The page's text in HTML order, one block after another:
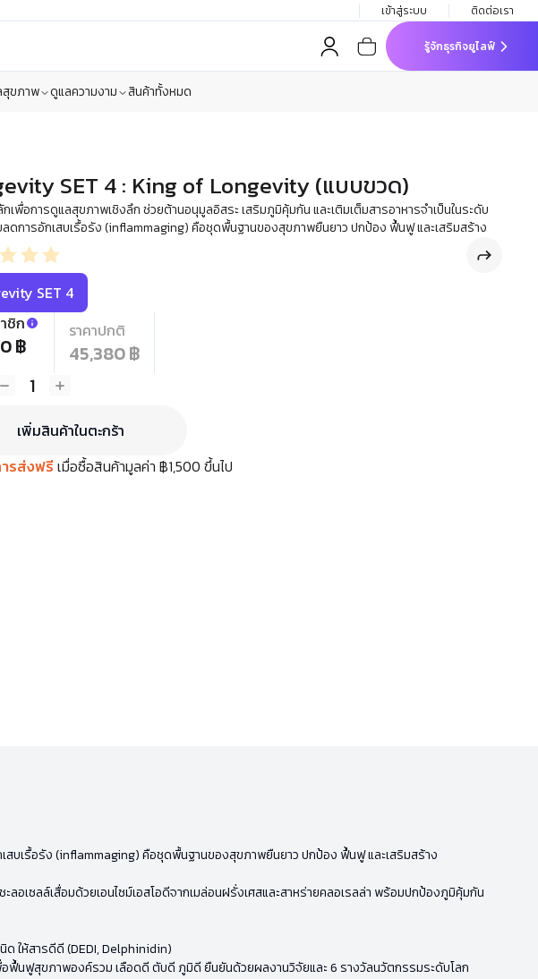
เข้าสู่ระบบ ติดต่อเรา
รู้จักธุรกิจยูไลฟ์
ขภาพ ดูแลความงาม สินค้าทั้งหมด
SET 4 : King of Longevity (แบบขวด)
กเพื่อการดูแลสุขภาพเชิงลึก ช่วยต้านอนุมูลอิสระ เสริมภูมิคุ้มกัน และเติมเต็มสารอาหารจำเป็นในระดับ
ลดการอักเสบเรื้อรัง (inflammaging) คือชุดพื้นฐานของสุขภาพยืนยาว ปกป้อง ฟื้นฟู และเสริมสร้าง
SET 4
ชิก
฿
ราคาปกติ
45,380 ฿
1
เพิ่มสินค้าในตะกร้า
รส่งฟรีเมื่อซื้อสินค้ามูลค่า ฿1,500 ขึ้นไป
สบเรื้อรัง (inflammaging) คือชุดพื้นฐานของสุขภาพยืนยาว ปกป้อง ฟื้นฟู และเสริมสร้าง
ลอเซลล์เสื่อมด้วยเอนไซม์เอสโอดีจากเมล่อนฝรั่งเศสและสาหร่ายคลอเรลล่า พร้อมปกป้องภูมิคุ้มกัน
ให้สารดีดี (DEDI, Delphinidin)
อฟื้นฟูสุขภาพองค์รวม เลือดดี ตับดี ภูมิดี ยืนยันด้วยผลงานวิจัยและ 6 รางวัลนวัตกรรมระดับโลก